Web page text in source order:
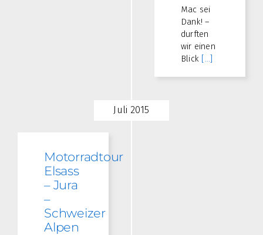
Mac sei
Dank! –
durften
wir einen
Blick
[...]
Juli 2015
Motorradtour
Elsass
– Jura
–
Schweizer
Alpen